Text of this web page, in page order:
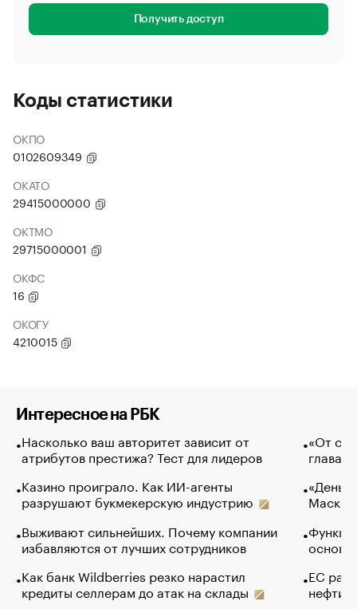
Получить доступ
Коды статистики
ОКПО
0102609349
ОКАТО
29415000000
ОКТМО
29715000001
ОКФС
16
ОКОГУ
4210015
Интересное на РБК
Насколько ваш авторитет зависит от
атрибутов престижа? Тест для лидеров
Казино проиграло. Как ИИ-агенты
разрушают букмекерскую индустрию
Выживают сильнейших. Почему компании
избавляются от лучших сотрудников
Как банк Wildberries резко нарастил
кредиты селлерам до атак на склады
«От
глава
Маск в
основ
ЕС
нефти